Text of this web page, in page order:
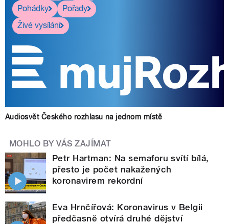
Pohádky
Pořady
Živé vysílání
Audiosvět Českého rozhlasu na jednom místě
MOHLO BY VÁS ZAJÍMAT
Petr Hartman: Na semaforu svítí bílá,
přesto je počet nakažených
koronavirem rekordní
Eva Hrnčířová: Koronavirus v Belgii
předčasně otvírá druhé dějství